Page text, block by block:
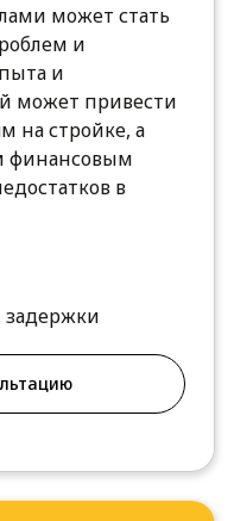
может стать
и
и
может привести
на стройке, а
финансовым
в